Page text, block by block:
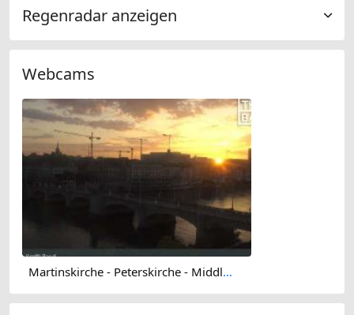
Regenradar anzeigen
Webcams
Martinskirche - Peterskirche - Middle Bridge, Basel - Basel Minster - Pfalz - Universität Basel - Spalentor - Rhine Promenade - Wettsteinbrücke